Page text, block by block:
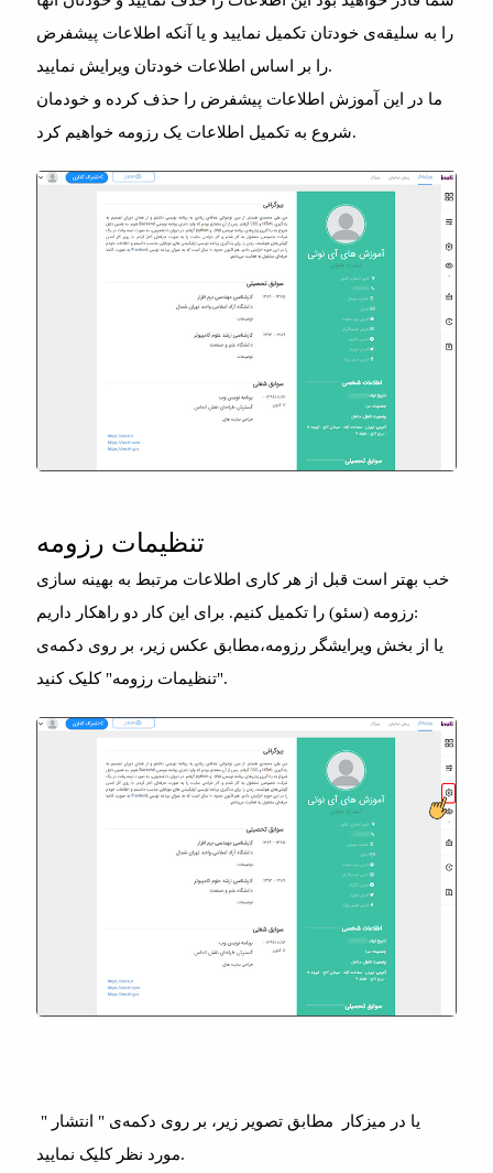
را به سلیقه‌ی خودتان تکمیل نمایید و یا آنکه اطلاعات پیشفرض
را بر اساس اطلاعات خودتان ویرایش نمایید.
ما در این آموزش اطلاعات پیشفرض را حذف کرده و خودمان
شروع به تکمیل اطلاعات یک رزومه خواهیم کرد.
تنظیمات رزومه
خب بهتر است قبل از هر کاری اطلاعات مرتبط به بهینه سازی
رزومه (سئو) را تکمیل کنیم. برای این کار دو راهکار داریم:
یا از بخش ویرایشگر رزومه،مطابق عکس زیر، بر روی دکمه‌ی
"تنظیمات رزومه" کلیک کنید.
مورد نظر کلیک نمایید.